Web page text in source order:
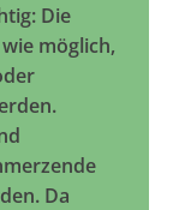
Die
möglich,
Da